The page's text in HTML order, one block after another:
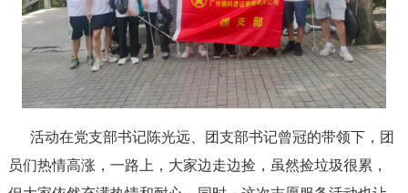
活动在党支部书记陈光远、团支部书记曾冠的带领下，团
员们热情高涨，一路上，大家边走边捡，虽然捡垃圾很累，